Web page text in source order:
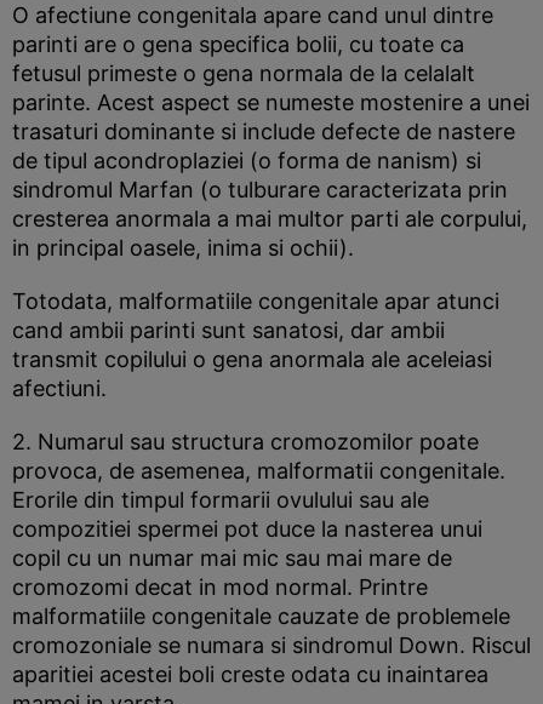
O afectiune congenitala apare cand unul dintre
parinti are o gena specifica bolii, cu toate ca
fetusul primeste o gena normala de la celalalt
parinte. Acest aspect se numeste mostenire a unei
trasaturi dominante si include defecte de nastere
de tipul acondroplaziei (o forma de nanism) si
sindromul Marfan (o tulburare caracterizata prin
cresterea anormala a mai multor parti ale corpului,
in principal oasele, inima si ochii).
Totodata, malformatiile congenitale apar atunci
cand ambii parinti sunt sanatosi, dar ambii
transmit copilului o gena anormala ale aceleiasi
afectiuni.
2. Numarul sau structura cromozomilor poate
provoca, de asemenea, malformatii congenitale.
Erorile din timpul formarii ovulului sau ale
compozitiei spermei pot duce la nasterea unui
copil cu un numar mai mic sau mai mare de
cromozomi decat in mod normal. Printre
malformatiile congenitale cauzate de problemele
cromozoniale se numara si sindromul Down. Riscul
aparitiei acestei boli creste odata cu inaintarea